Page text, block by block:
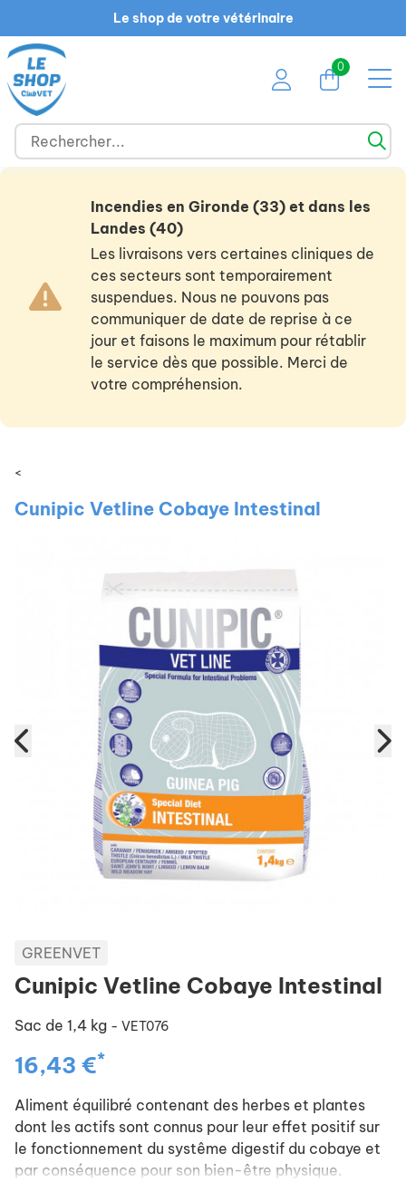
Le shop de votre vétérinaire
0
Incendies en Gironde (33) et dans les
Landes (40)
Les livraisons vers certaines cliniques de
ces secteurs sont temporairement
suspendues. Nous ne pouvons pas
communiquer de date de reprise à ce
jour et faisons le maximum pour rétablir
le service dès que possible. Merci de
votre compréhension.
<
Cunipic Vetline Cobaye Intestinal
GREENVET
Cunipic Vetline Cobaye Intestinal
Sac de 1,4 kg - VET076
16,43 €*
Aliment équilibré contenant des herbes et plantes
dont les actifs sont connus pour leur effet positif sur
le fonctionnement du systême digestif du cobaye et
par conséquence pour son bien-être physique.